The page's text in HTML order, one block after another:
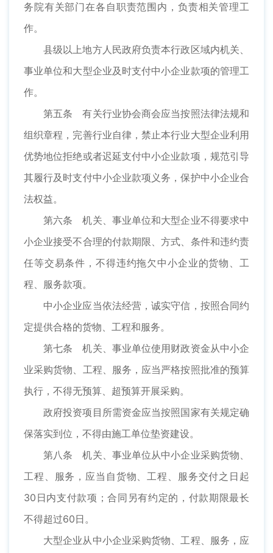
务院有关部门在各自职责范围内，负责相关管理工
作。
县级以上地方人民政府负责本行政区域内机关、
事业单位和大型企业及时支付中小企业款项的管理工
作。
第五条 有关行业协会商会应当按照法律法规和
组织章程，完善行业自律，禁止本行业大型企业利用
优势地位拒绝或者迟延支付中小企业款项，规范引导
其履行及时支付中小企业款项义务，保护中小企业合
法权益。
第六条 机关、事业单位和大型企业不得要求中
小企业接受不合理的付款期限、方式、条件和违约责
任等交易条件，不得违约拖欠中小企业的货物、工
程、服务款项。
中小企业应当依法经营，诚实守信，按照合同约
定提供合格的货物、工程和服务。
第七条 机关、事业单位使用财政资金从中小企
业采购货物、工程、服务，应当严格按照批准的预算
执行，不得无预算、超预算开展采购。
政府投资项目所需资金应当按照国家有关规定确
保落实到位，不得由施工单位垫资建设。
第八条 机关、事业单位从中小企业采购货物、
工程、服务，应当自货物、工程、服务交付之日起
30日内支付款项；合同另有约定的，付款期限最长
不得超过60日。
大型企业从中小企业采购货物、工程、服务，应